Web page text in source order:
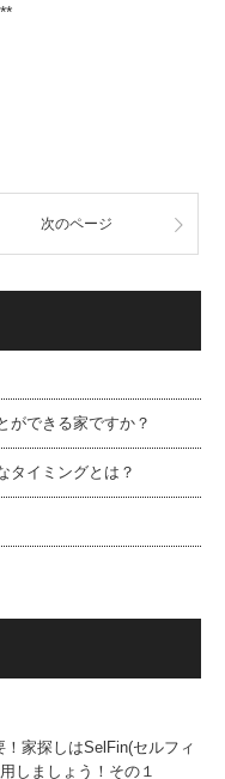
次のページ
ができる家ですか？
タイミングとは？
家探しはSelFin(セルフィ
しましょう！その１